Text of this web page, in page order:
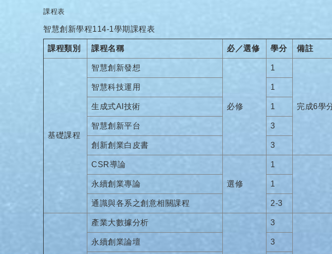
課程表
智慧創新學程114-1學期課程表
課程類別 課程名稱 必／選修 學分 備註
基礎課程
智慧創新發想
必修
1
完成6學
智慧科技運用 1
生成式AI技術 1
智慧創新平台 3
創新創業白皮書 3
CSR導論
選修
1
永續創業專論 1
通識與各系之創意相關課程 2-3
產業大數據分析 3
永續創業論壇 3